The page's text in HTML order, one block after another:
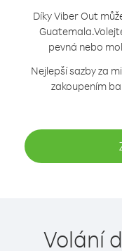
Díky Viber Out
Guatemala.
pevná nebo
Nejlepší sazby za
zakoupením
Volání